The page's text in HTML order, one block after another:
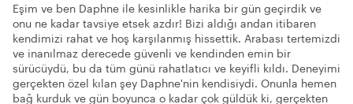
Eşim ve ben Daphne ile kesinlikle harika bir gün geçirdik ve
onu ne kadar tavsiye etsek azdır! Bizi aldığı andan itibaren
kendimizi rahat ve hoş karşılanmış hissettik. Arabası tertemizdi
ve inanılmaz derecede güvenli ve kendinden emin bir
sürücüydü, bu da tüm günü rahatlatıcı ve keyifli kıldı. Deneyimi
gerçekten özel kılan şey Daphne'nin kendisiydi. Onunla hemen
bağ kurduk ve gün boyunca o kadar çok güldük ki, gerçekten